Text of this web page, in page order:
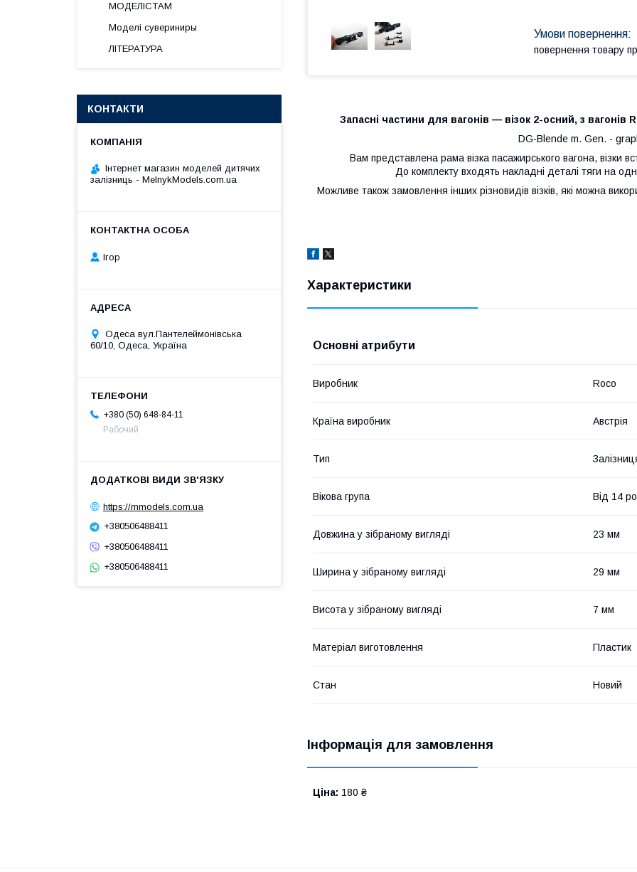
повернення товару
Запасні частини для вагонів — візок 2-осний, з вагонів
DG-Blende m. Gen. -
Вам представлена рама візка пасажирського вагона, візки
До комплекту входять накладні деталі тяги на
Можливе також замовлення інших різновидів візків, які можна
Характеристики
Основні атрибути
Виробник Roco
Країна виробник Австрія
Тип
Вікова група Від 14
Довжина у зібраному вигляді 23 мм
Ширина у зібраному вигляді 29 мм
Висота у зібраному вигляді 7 мм
Матеріал виготовлення Пластик
Стан Новий
Інформація для замовлення
Ціна: 180 ₴
МОДЕЛІСТАМ
Моделі сувериниры
ЛІТЕРАТУРА
КОНТАКТИ
Інтернет магазин моделей дитячих
залізниць - MelnykModels.com.ua
Ігор
Одеса вул.Пантелеймонівська
60/10, Одеса, Україна
+380 (50) 648-84-11
Рабочий
https://mmodels.com.ua
+380506488411
+380506488411
+380506488411